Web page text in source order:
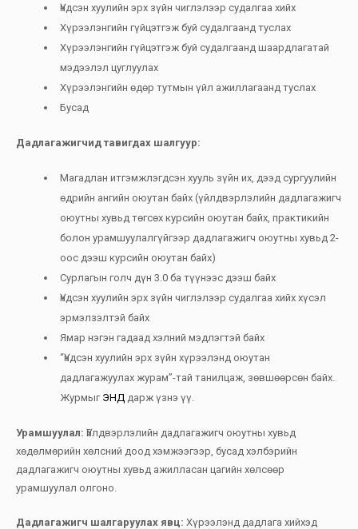
Үндсэн хуулийн эрх зүйн чиглэлээр судалгаа хийх
Хүрээлэнгийн гүйцэтгэж буй судалгаанд туслах
Хүрээлэнгийн гүйцэтгэж буй судалгаанд шаардлагатай
мэдээлэл цуглуулах
Хүрээлэнгийн өдөр тутмын үйл ажиллагаанд туслах
Бусад
Дадлагажигчид тавигдах шалгуур:
Магадлан итгэмжлэгдсэн хууль зүйн их, дээд сургуулийн
өдрийн ангийн оюутан байх (үйлдвэрлэлийн дадлагажигч
оюутны хувьд төгсөх курсийн оюутан байх, практикийн
болон урамшуулалгүйгээр дадлагажигч оюутны хувьд 2-
оос дээш курсийн оюутан байх)
Сурлагын голч дүн 3.0 ба түүнээс дээш байх
Үндсэн хуулийн эрх зүйн чиглэлээр судалгаа хийх хүсэл
эрмэлзэлтэй байх
Ямар нэгэн гадаад хэлний мэдлэгтэй байх
“Үндсэн хуулийн эрх зүйн хүрээлэнд оюутан
дадлагажуулах журам”-тай танилцаж, зөвшөөрсөн байх.
Журмыг ЭНД дарж үзнэ үү.
Урамшуулал: Үйлдвэрлэлийн дадлагажигч оюутны хувьд
хөдөлмөрийн хөлсний доод хэмжээгээр, бусад хэлбэрийн
дадлагажигч оюутны хувьд ажилласан цагийн хөлсөөр
урамшуулал олгоно.
Дадлагажигч шалгаруулах явц: Хүрээлэнд дадлага хийхэд